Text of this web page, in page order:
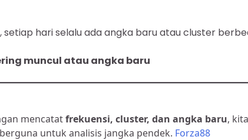
, setiap hari selalu ada angka baru atau cluster
muncul atau angka baru
mencatatfrekuensi, cluster, dan angka baru, kita
untuk analisis jangka pendek. Forza88